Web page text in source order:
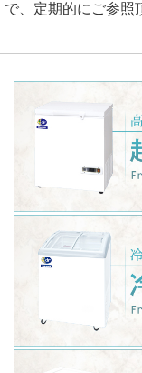
で、定期的にご参照